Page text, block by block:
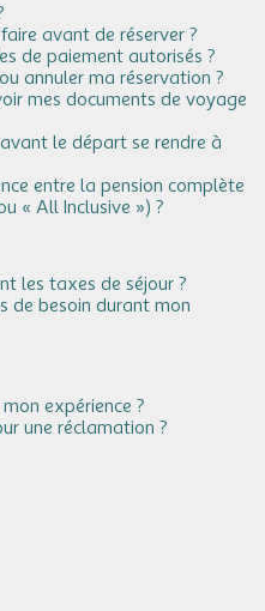
avant de réserver ?
de paiement autorisés ?
annuler ma réservation ?
mes documents de voyage
le départ se rendre à
entre la pension complète
« All Inclusive ») ?
les taxes de séjour ?
de besoin durant mon
expérience ?
une réclamation ?